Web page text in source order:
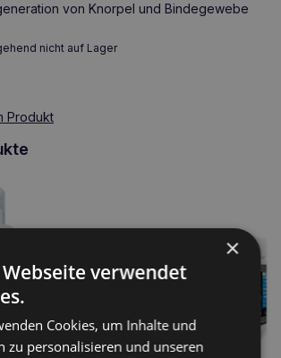
von Knorpel und Bindegewebe
nicht auf Lager
Produkt
×
Webseite verwendet
Cookies, um Inhalte und
zu personalisieren und unseren